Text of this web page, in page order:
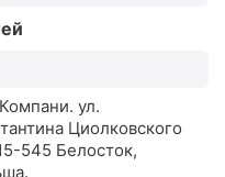
ул.
Циолковского
545 Белосток,